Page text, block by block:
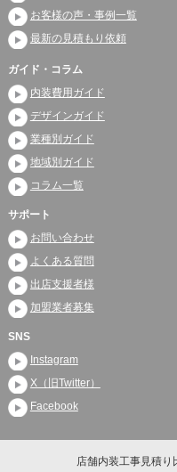
お客様の声・事例一覧
最新の見積もり依頼
ガイド・コラム
内装費用ガイド
デザインガイド
業種別ガイド
地域別ガイド
コラム一覧
サポート
お問い合わせ
よくある質問
出店支援者様
加盟業者募集
SNS
Instagram
X（旧Twitter）
Facebook
店舗内装工事見積